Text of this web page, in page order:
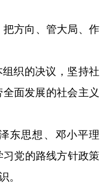
、管大局、作
的决议，坚持社
劳全面发展的社会主义
思想、邓小平理
学习党的路线方针政策
。